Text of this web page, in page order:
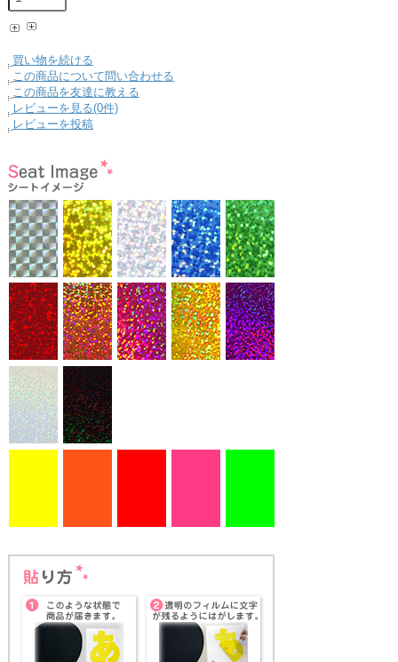
買い物を続ける
この商品について問い合わせる
この商品を友達に教える
レビューを見る(0件)
レビューを投稿